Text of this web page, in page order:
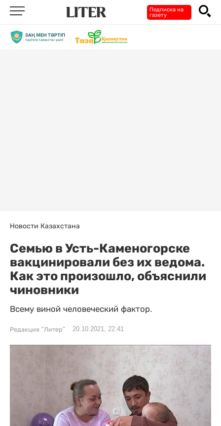
Подписка на
газету
Новости Казахстана
Семью в Усть-Каменогорске
вакцинировали без их ведома.
Как это произошло, объяснили
чиновники
Всему виной человеческий фактор.
Редакция "Литер" 20.10.2021, 22:41